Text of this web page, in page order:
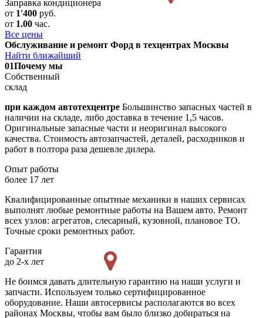
Заправка кондиционера
от 1'400 руб.
от 1.00 час.
Все цены
Обслуживание и ремонт Форд в техцентрах Москвы
Найти ближайший
01Почему мы
Собственный
склад
при каждом автотехцентре Большинство запасных частей в
наличии на складе, либо доставка в течение 1,5 часов.
Оригинальные запасные части и неоригинал высокого
качества. Стоимость автозапчастей, деталей, расходников и
работ в полтора раза дешевле дилера.
Опыт работы
более 17 лет
Квалифицированные опытные механики в наших сервисах
выполнят любые ремонтные работы на Вашем авто. Ремонт
всех узлов: агрегатов, слесарный, кузовной, плановое ТО.
Точные сроки ремонтных работ.
Гарантия
до 2-х лет
Не боимся давать длительную гарантию на наши услуги и
запчасти. Используем только сертифицированное
оборудование. Наши автосервисы располагаются во всех
районах Москвы, чтобы вам было близко добираться на